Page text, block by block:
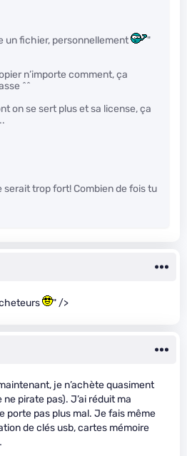
un fichier, personnellement
"
n’importe comment, ça
^^
on se sert plus et sa license, ça
serait trop fort! Combien de fois tu
" />
je n’achète quasiment
pirate pas). J’ai réduit ma
porte pas plus mal. Je fais même
de clés usb, cartes mémoire